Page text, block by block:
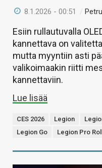
8.1.2026 - 00:51 /
Esiin rullautuvalla
kannettava on
mutta myyntiin asti
valikoimaakin riitti
kannettaviin.
Lue lisää
CES 2026 Legion
Legion Go
Legion Pro